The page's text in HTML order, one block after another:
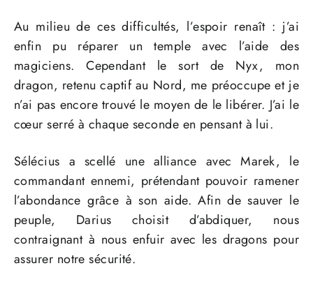
Au milieu de ces difficultés, l’espoir renaît : j’ai
enfin pu réparer un temple avec l’aide des
magiciens. Cependant le sort de Nyx, mon
dragon, retenu captif au Nord, me préoccupe et je
n’ai pas encore trouvé le moyen de le libérer. J’ai le
cœur serré à chaque seconde en pensant à lui.
Sélécius a scellé une alliance avec Marek, le
commandant ennemi, prétendant pouvoir ramener
l’abondance grâce à son aide. Afin de sauver le
peuple, Darius choisit d’abdiquer, nous
contraignant à nous enfuir avec les dragons pour
assurer notre sécurité.